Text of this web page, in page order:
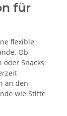
für
flexible
Ob
oder Snacks
an den
wie Stifte